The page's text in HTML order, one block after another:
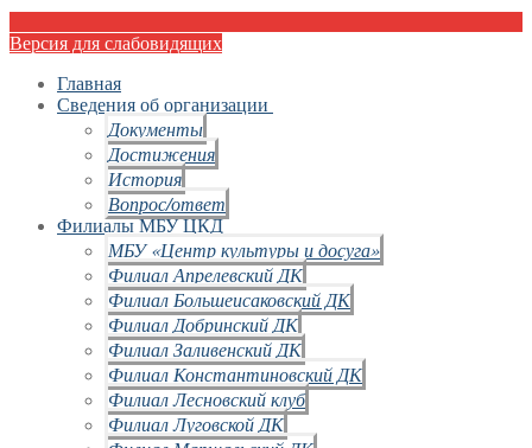
Версия для слабовидящих
Главная
Сведения об организации
Документы
Достижения
История
Вопрос/ответ
Филиалы МБУ ЦКД
МБУ «Центр культуры и досуга»
Филиал Апрелевский ДК
Филиал Большеисаковский ДК
Филиал Добринский ДК
Филиал Заливенский ДК
Филиал Константиновский ДК
Филиал Лесновский клуб
Филиал Луговской ДК